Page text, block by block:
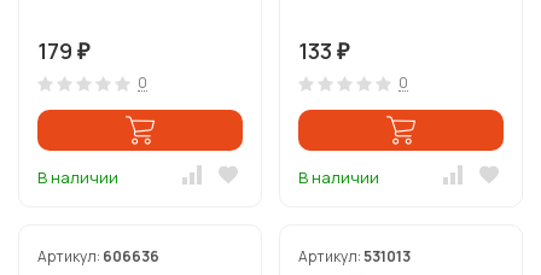
179 ₽
0
В наличии
133 ₽
0
В наличии
Артикул: 606636 Артикул: 531013